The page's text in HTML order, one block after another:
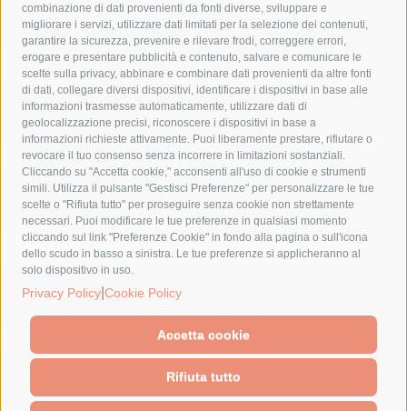
combinazione di dati provenienti da fonti diverse, sviluppare e
migliorare i servizi, utilizzare dati limitati per la selezione dei contenuti,
garantire la sicurezza, prevenire e rilevare frodi, correggere errori,
erogare e presentare pubblicità e contenuto, salvare e comunicare le
scelte sulla privacy, abbinare e combinare dati provenienti da altre fonti
di dati, collegare diversi dispositivi, identificare i dispositivi in base alle
informazioni trasmesse automaticamente, utilizzare dati di
geolocalizzazione precisi, riconoscere i dispositivi in base a
informazioni richieste attivamente. Puoi liberamente prestare, rifiutare o
revocare il tuo consenso senza incorrere in limitazioni sostanziali.
Cliccando su "Accetta cookie," acconsenti all'uso di cookie e strumenti
simili. Utilizza il pulsante "Gestisci Preferenze" per personalizzare le tue
scelte o "Rifiuta tutto" per proseguire senza cookie non strettamente
necessari. Puoi modificare le tue preferenze in qualsiasi momento
cliccando sul link "Preferenze Cookie" in fondo alla pagina o sull'icona
dello scudo in basso a sinistra. Le tue preferenze si applicheranno al
solo dispositivo in uso.
Privacy Policy Cookie Policy
Accetta cookie
Rifiuta tutto
costiera amalfitana
covid-19 eav
elezioni
fondazione sorrento
gori guardia costiera
incidente
lavori
lorenzo balducelli mare
massa lubrense
massimo coppola
Meta napoli
ordinanza
penisola sorrentina
piano di sorrento
polizia municipale
protezione civile
Regione Campania
sant'agnello
sindaco cuomo
sorrento studenti temporali
treni
turismo
Vico Equense villa fiorentino vincenzo de luca
© 2015 SorrentoPress. All rights reserved.
Il giornale online della Penisola Sorrentina
Cookie Policy